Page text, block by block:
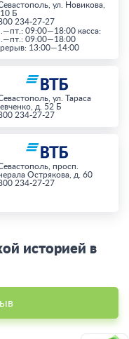
ул. Новикова,
Б
234-27-27
09:00—18:00 касса:
09:00—18:00
13:00—14:00
ул. Тараса
д. 52 Б
234-27-27
просп.
Острякова, д. 60
234-27-27
историей в